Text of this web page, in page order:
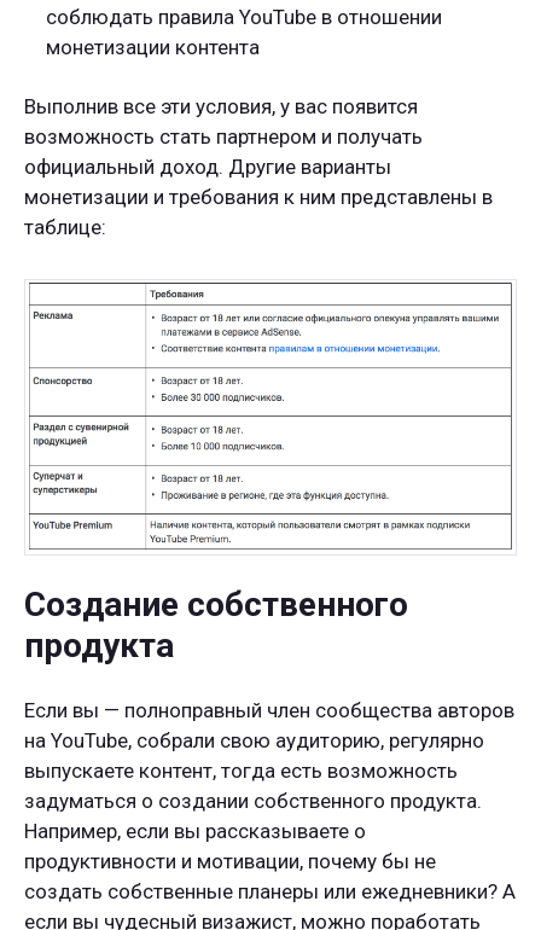
соблюдать правила YouTube в отношении
монетизации контента
Выполнив все эти условия, у вас появится
возможность стать партнером и получать
официальный доход. Другие варианты
монетизации и требования к ним представлены в
таблице:
Создание собственного
продукта
Если вы — полноправный член сообщества авторов
на YouTube, собрали свою аудиторию, регулярно
выпускаете контент, тогда есть возможность
задуматься о создании собственного продукта.
Например, если вы рассказываете о
продуктивности и мотивации, почему бы не
создать собственные планеры или ежедневники? А
если вы чудесный визажист, можно поработать